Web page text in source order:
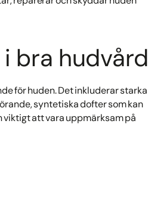
bra hudvård
för huden. Det inkluderar starka
syntetiska dofter som kan
viktigt att vara uppmärksam på